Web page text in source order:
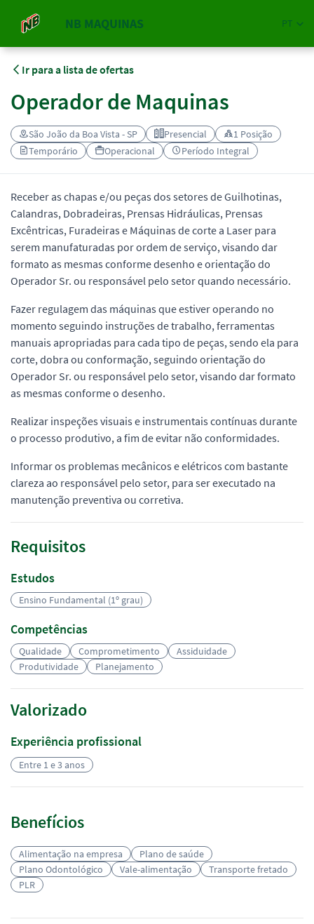
NB MAQUINAS PT
Ir para a lista de ofertas
Operador de Maquinas
São João da Boa Vista - SP Presencial
1 Posição
Temporário
Operacional Período Integral
Receber as chapas e/ou peças dos setores de Guilhotinas,
Calandras, Dobradeiras, Prensas Hidráulicas, Prensas
Excêntricas, Furadeiras e Máquinas de corte a Laser para
serem manufaturadas por ordem de serviço, visando dar
formato as mesmas conforme desenho e orientação do
Operador Sr. ou responsável pelo setor quando necessário.
Fazer regulagem das máquinas que estiver operando no
momento seguindo instruções de trabalho, ferramentas
manuais apropriadas para cada tipo de peças, sendo ela para
corte, dobra ou conformação, seguindo orientação do
Operador Sr. ou responsável pelo setor, visando dar formato
as mesmas conforme o desenho.
Realizar inspeções visuais e instrumentais contínuas durante
o processo produtivo, a fim de evitar não conformidades.
Informar os problemas mecânicos e elétricos com bastante
clareza ao responsável pelo setor, para ser executado na
manutenção preventiva ou corretiva.
Requisitos
Estudos
Ensino Fundamental (1º grau)
Competências
Qualidade Comprometimento
Assiduidade
Produtividade
Planejamento
Valorizado
Experiência profissional
Entre 1 e 3 anos
Benefícios
Alimentação na empresa
Plano de saúde
Plano Odontológico
Vale-alimentação
Transporte fretado
PLR